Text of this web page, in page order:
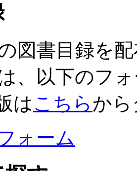
図書目録を
、以下のフ
はこちらか
ォーム